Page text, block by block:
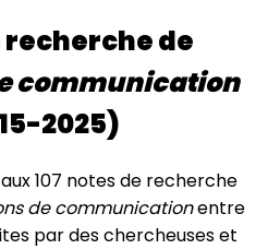
recherche de
communication
2025)
107 notes de recherche
de communicationentre
par des chercheuses et